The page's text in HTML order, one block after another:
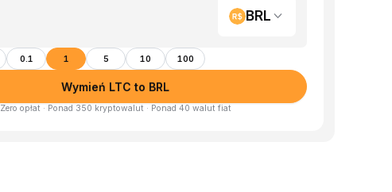
BRL
0.1 1 5 10 100
Wymień LTC to BRL
Zero opłat · Ponad 350 kryptowalut · Ponad 40 walut fiat